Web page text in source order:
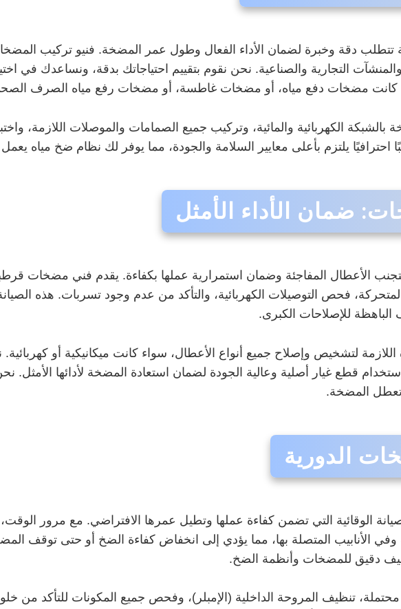
دقة وخبرة لضمان الأداء الفعال وطول عمر المضخة. فنيو تركيب
التجارية والصناعية. نحن نقوم بتقييم احتياجاتك بدقة، ونساعدك في
كانت مضخات دفع مياه، أو مضخات غاطسة، أو مضخات رفع مياه الصرف
الكهربائية والمائية، وتركيب جميع الصمامات والموصلات اللازمة،
يلتزم بأعلى معايير السلامة والجودة، مما يوفر لك نظام ضخ مياه
ضمان الأداء الأمثل
الأعطال المفاجئة وضمان استمرارية عملها بكفاءة. يقدم فني مضخات
فحص التوصيلات الكهربائية، والتأكد من عدم وجود تسربات. هذه
الباهظة للإصلاحات الكبرى.
لتشخيص وإصلاح جميع أنواع الأعطال، سواء كانت ميكانيكية أو
قطع غيار أصلية وعالية الجودة لضمان استعادة المضخة لأدائها الأمثل.
تعطل المضخة.
الدورية
الوقائية التي تضمن كفاءة عملها وتطيل عمرها الافتراضي. مع مرور
الأنابيب المتصلة بها، مما يؤدي إلى انخفاض كفاءة الضخ أو حتى توقف
دقيق للمضخات وأنظمة الضخ.
تنظيف المروحة الداخلية (الإمبلر)، وفحص جميع المكونات للتأكد من